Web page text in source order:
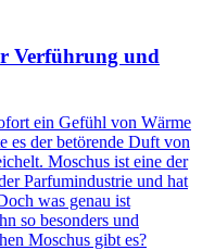
Verführung und
ein Gefühl von Wärme
es der betörende Duft von
Moschus ist eine der
Parfumindustrie und hat
was genau ist
so besonders und
Moschus gibt es?